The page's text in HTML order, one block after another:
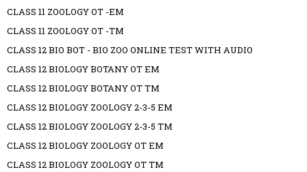
CLASS 11 ZOOLOGY OT -EM
CLASS 11 ZOOLOGY OT -TM
CLASS 12 BIO BOT - BIO ZOO ONLINE TEST WITH AUDIO
CLASS 12 BIOLOGY BOTANY OT EM
CLASS 12 BIOLOGY BOTANY OT TM
CLASS 12 BIOLOGY ZOOLOGY 2-3-5 EM
CLASS 12 BIOLOGY ZOOLOGY 2-3-5 TM
CLASS 12 BIOLOGY ZOOLOGY OT EM
CLASS 12 BIOLOGY ZOOLOGY OT TM